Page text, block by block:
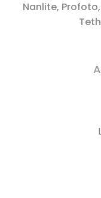
Nanlite,